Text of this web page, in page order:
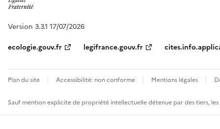
Version 3.3.1 17/07/2026
ecologie.gouv.fr
legifrance.gouv.fr
Plan du site Accessibilité: non conforme Mentions légales
Sauf mention explicite de propriété intellectuelle détenue par des tiers,